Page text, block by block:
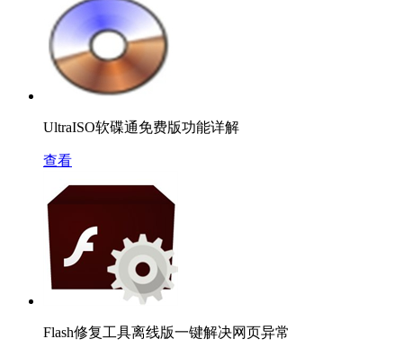
UltraISO软碟通免费版功能详解
查看
Flash修复工具离线版一键解决网页异常